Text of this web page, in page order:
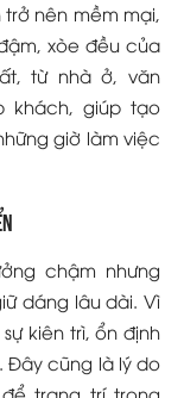
nên mềm mại,
xòe đều của
từ nhà ở, văn
khách, giúp tạo
giờ làm việc
chậm nhưng
dáng lâu dài. Vì
kiên trì, ổn định
Đây cũng là lý do